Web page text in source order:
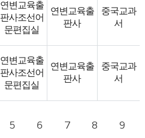
연변교육출
판사조선어
문편집실
연변교육출
판사
중국교과
서
연변교육출
판사조선어
문편집실
연변교육출
판사
중국교과
서
5 6 7 8 9